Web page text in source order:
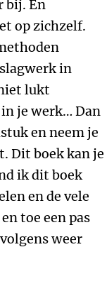
bij. En
op zichzelf.
in
lukt
je werk… Dan
en neem je
Dit boek kan je
ik dit boek
en de vele
toe een pas
weer